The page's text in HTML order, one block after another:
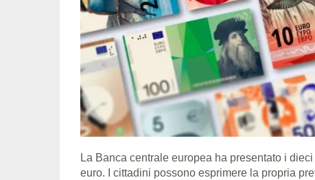
La Banca centrale europea ha presentato i
euro. I cittadini possono esprimere la propria